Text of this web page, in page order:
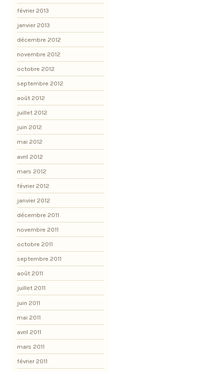
février 2013
janvier 2013
décembre 2012
novembre 2012
octobre 2012
septembre 2012
août 2012
juillet 2012
juin 2012
mai 2012
avril 2012
mars 2012
février 2012
janvier 2012
décembre 2011
novembre 2011
octobre 2011
septembre 2011
août 2011
juillet 2011
juin 2011
mai 2011
avril 2011
mars 2011
février 2011